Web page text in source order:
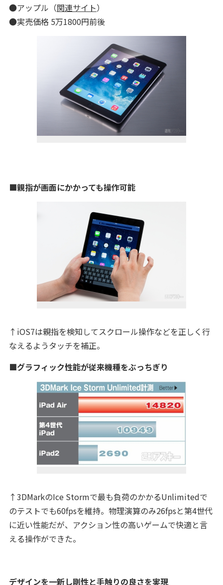
●アップル（関連サイト）
●実売価格 5万1800円前後
■親指が画面にかかっても操作可能
↑iOS7は親指を検知してスクロール操作などを正しく行
なえるようタッチを補正。
■グラフィック性能が従来機種をぶっちぎり
↑3DMarkのIce Stormで最も負荷のかかるUnlimitedで
のテストでも60fpsを維持。物理演算のみ26fpsと第4世代
に近い性能だが、アクション性の高いゲームで快適と言
える操作ができた。
デザインを一新し剛性と手触りの良さを実現